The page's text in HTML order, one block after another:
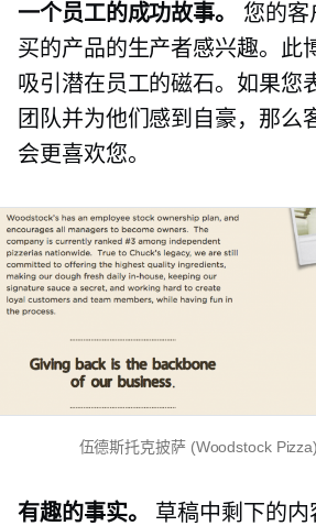
一个员工的成功故事。
您的客
买的产品的生产者感兴趣。此
吸引潜在员工的磁石。如果您
团队并为他们感到自豪，那么
会更喜欢您。
伍德斯托克披萨 (Woodstock
有趣的事实。
草稿中剩下的